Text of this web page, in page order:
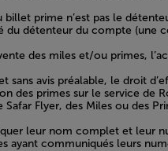
billet prime n’est pas le
du détenteur du compte (une
des miles et/ou primes,
sans avis préalable, le droit
des primes sur le service
Flyer, des Miles ou des
leur nom complet et leur
ayant communiqués leurs